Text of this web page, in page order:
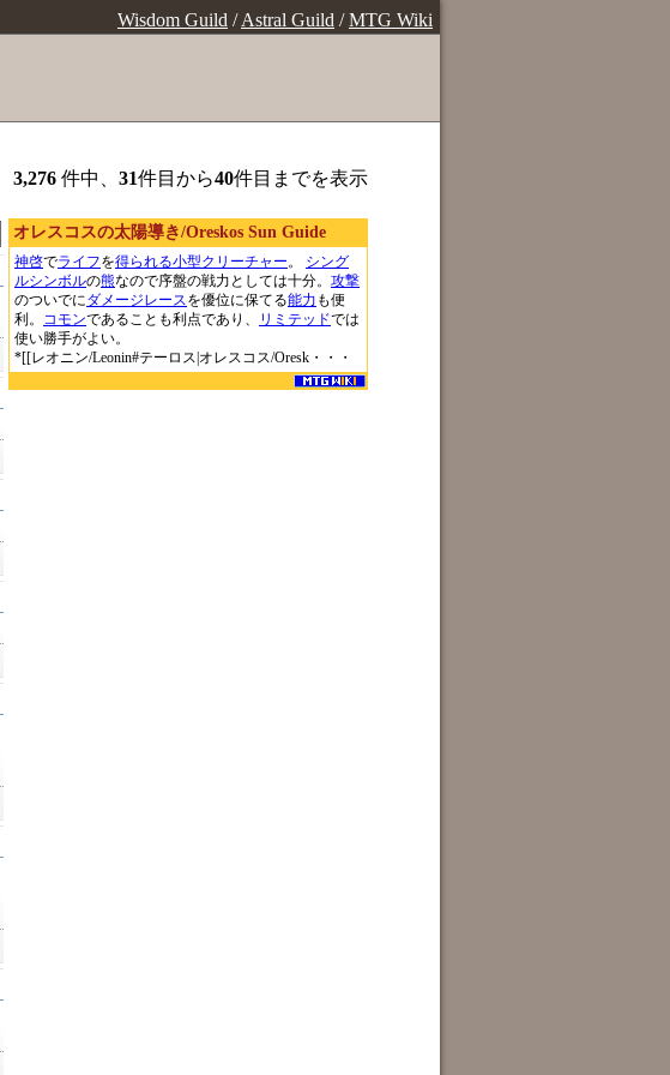
Wisdom Guild /Astral Guild /MTG Wiki
3,276 件中、 31件目から40件目までを表示
オレスコスの太陽導き/Oreskos Sun Guide
神啓でライフを得られる小型クリーチャー。 シング
ルシンボルの熊なので序盤の戦力としては十分。 攻撃
のついでにダメージレースを優位に保てる能力 も便
利。 コモンであることも利点であり、 リミテッドでは
使い勝手がよい。
*[[レオニン/Leonin#テーロス|オレスコス/Oresk・・・